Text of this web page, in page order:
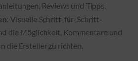
Reviews und Tipps.
: Visuelle Schritt-für-Schritt-
die Möglichkeit, Kommentare und
die Ersteller zu richten.